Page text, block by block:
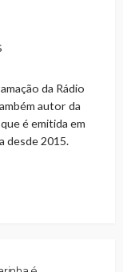
da Rádio
autor da
é emitida em
desde 2015.